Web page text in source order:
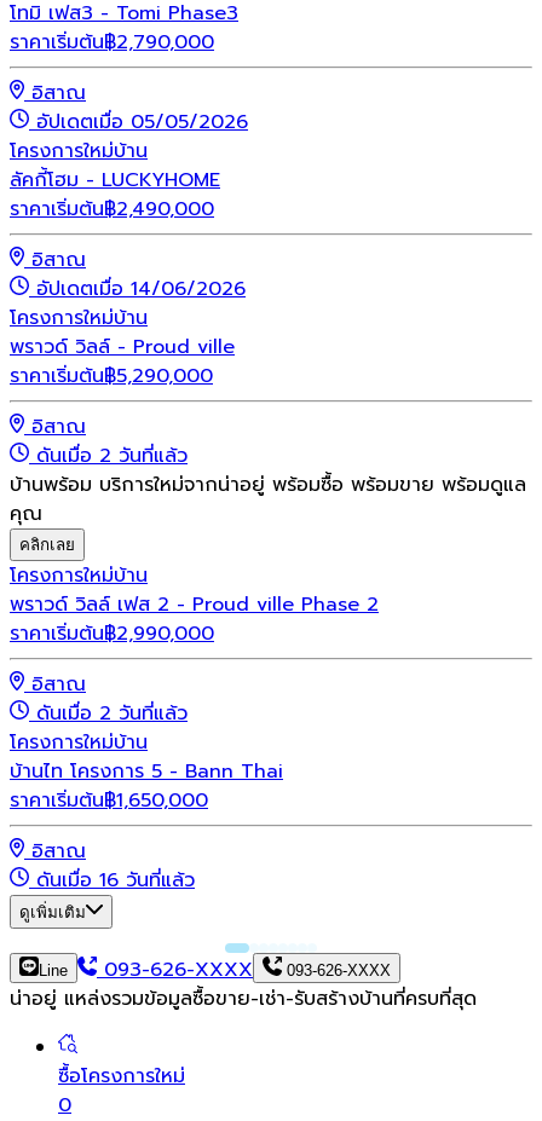
โทมิ เฟส3 - Tomi Phase3
ราคาเริ่มต้น฿2,790,000
อิสาณ
อัปเดตเมื่อ 05/05/2026
โครงการใหม่บ้าน
ลัคกี้โฮม - LUCKYHOME
ราคาเริ่มต้น฿2,490,000
อิสาณ
อัปเดตเมื่อ 14/06/2026
โครงการใหม่บ้าน
พราวด์ วิลล์ - Proud ville
ราคาเริ่มต้น฿5,290,000
อิสาณ
ดันเมื่อ 2 วันที่แล้ว
บ้านพร้อม บริการใหม่จากน่าอยู่ พร้อมซื้อ พร้อมขาย พร้อมดูแล
คุณ
คลิกเลย
โครงการใหม่บ้าน
พราวด์ วิลล์ เฟส 2 - Proud ville Phase 2
ราคาเริ่มต้น฿2,990,000
อิสาณ
ดันเมื่อ 2 วันที่แล้ว
โครงการใหม่บ้าน
บ้านไท โครงการ 5 - Bann Thai
ราคาเริ่มต้น฿1,650,000
อิสาณ
ดันเมื่อ 16 วันที่แล้ว
ดูเพิ่มเติม
Line 093-626-XXXX 093-626-XXXX
น่าอยู่ แหล่งรวมข้อมูลซื้อขาย-เช่า-รับสร้างบ้านที่ครบที่สุด
ซื้อโครงการใหม่
0